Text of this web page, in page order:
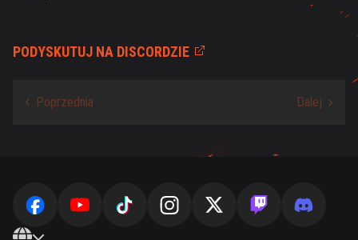
PODYSKUTUJ NA DISCORDZIE